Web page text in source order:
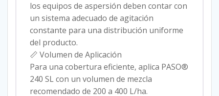
los equipos de aspersión deben contar con
un sistema adecuado de agitación
constante para una distribución uniforme
del producto.
📏 Volumen de Aplicación
Para una cobertura eficiente, aplica PASO®
240 SL con un volumen de mezcla
recomendado de 200 a 400 L/ha.